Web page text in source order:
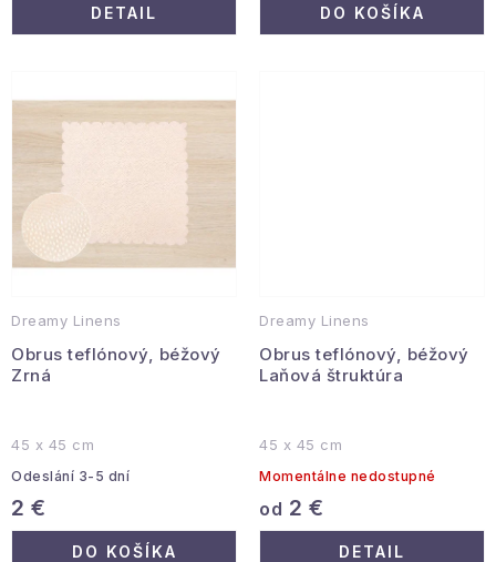
Reklamácia a vrátenie
Info o nákupe
Rady a tipy
DETAIL DO KOŠÍKA
Dreamy Linens
Obrus teflónový, béžový
Zrná
45 x 45 cm
Odeslání 3-5 dní
2 €
DO KOŠÍKA
Dreamy Linens
Obrus teflónový, béžový
Laňová štruktúra
45 x 45 cm
Momentálne nedostupné
od 2 €
DETAIL